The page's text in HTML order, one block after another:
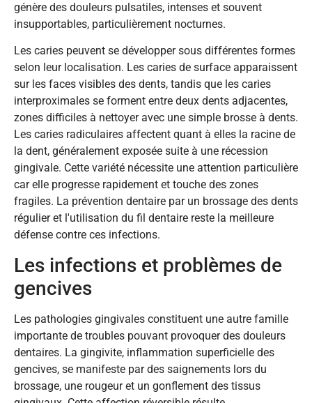
génère des douleurs pulsatiles, intenses et souvent
insupportables, particulièrement nocturnes.
Les caries peuvent se développer sous différentes formes
selon leur localisation. Les caries de surface apparaissent
sur les faces visibles des dents, tandis que les caries
interproximales se forment entre deux dents adjacentes,
zones difficiles à nettoyer avec une simple brosse à dents.
Les caries radiculaires affectent quant à elles la racine de
la dent, généralement exposée suite à une récession
gingivale. Cette variété nécessite une attention particulière
car elle progresse rapidement et touche des zones
fragiles. La prévention dentaire par un brossage des dents
régulier et l'utilisation du fil dentaire reste la meilleure
défense contre ces infections.
Les infections et problèmes de
gencives
Les pathologies gingivales constituent une autre famille
importante de troubles pouvant provoquer des douleurs
dentaires. La gingivite, inflammation superficielle des
gencives, se manifeste par des saignements lors du
brossage, une rougeur et un gonflement des tissus